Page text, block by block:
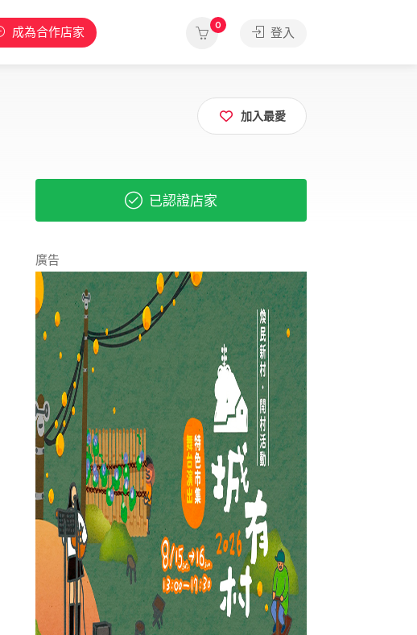
成為合作店家 0
登入
加入最愛
已認證店家
廣告